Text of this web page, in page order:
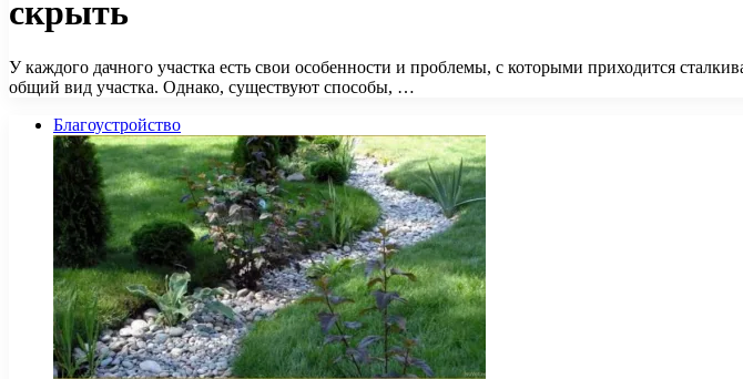
скрыть
У каждого дачного участка есть свои особенности и проблемы, с которыми приходится
общий вид участка. Однако, существуют способы, …
Благоустройство